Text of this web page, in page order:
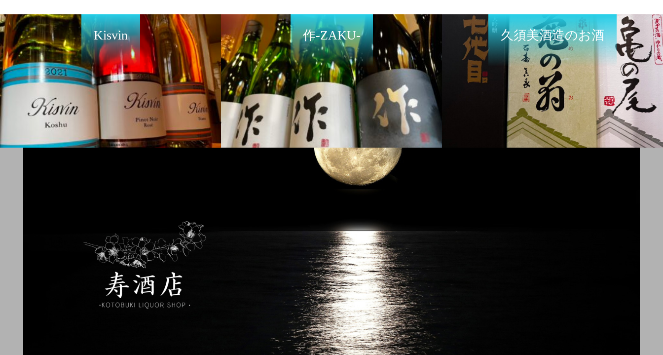
Kisvin 作-ZAKU- 久須美酒造のお酒